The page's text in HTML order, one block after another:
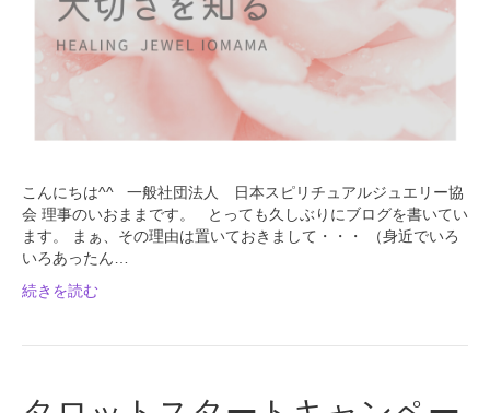
こんにちは^^ 一般社団法人 日本スピリチュアルジュエリー協
会 理事のいおままです。 とっても久しぶりにブログを書いてい
ます。 まぁ、その理由は置いておきまして・・・ （身近でいろ
いろあったん…
続きを読む